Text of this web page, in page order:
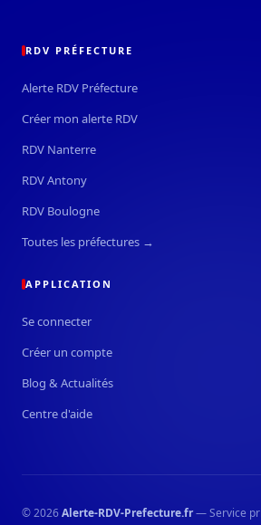
RDV PRÉFECTURE
Alerte RDV Préfecture
Créer mon alerte RDV
RDV Nanterre
RDV Antony
RDV Boulogne
Toutes les préfectures →
APPLICATION
Se connecter
Créer un compte
Blog & Actualités
Centre d'aide
© 2026Alerte-RDV-Prefecture.fr— Service